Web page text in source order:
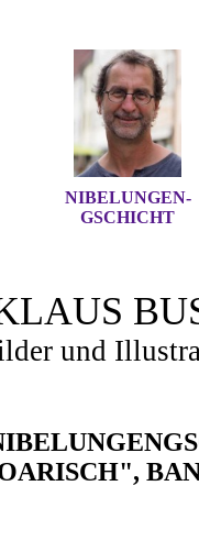
NIBELUNGEN-
GSCHICHT
und